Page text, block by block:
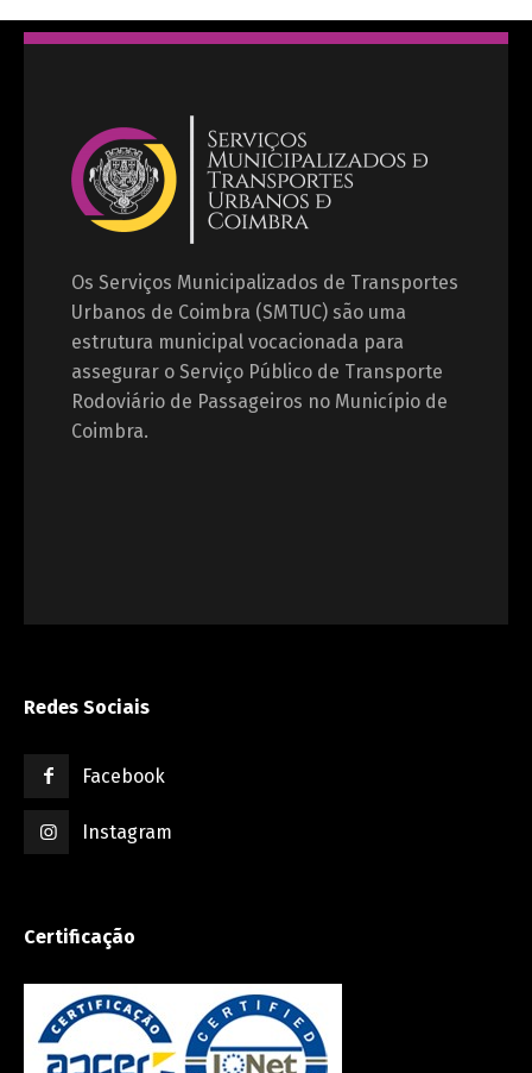
Os Serviços Municipalizados de Transportes
Urbanos de Coimbra (SMTUC) são uma
estrutura municipal vocacionada para
assegurar o Serviço Público de Transporte
Rodoviário de Passageiros no Município de
Coimbra.
Redes Sociais
Facebook
Instagram
Certificação